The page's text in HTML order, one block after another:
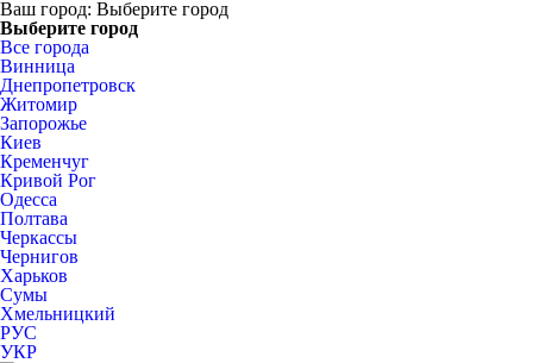
Ваш город: Выберите город
Выберите город
Все города
Винница
Днепропетровск
Житомир
Запорожье
Киев
Кременчуг
Кривой Рог
Одесса
Полтава
Черкассы
Чернигов
Харьков
Сумы
Хмельницкий
РУС
УКР